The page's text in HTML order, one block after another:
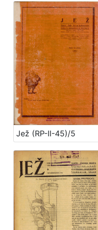
Jež (RP-II-45)/5